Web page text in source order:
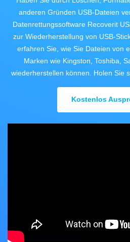
Recoverit kostenlos
Verlorene/gel?schte Daten
wiederherstellen
ALLE
search
anderen Gründen USB-Dateien
Datenrettungssoftware Recoverit
zur Wiederherstellung von USB-
erfahren Sie, wie Sie Dateien von
Marken wie Kingston, Toshiba,
wiederherstellen können. Holen Sie
Kostenlos